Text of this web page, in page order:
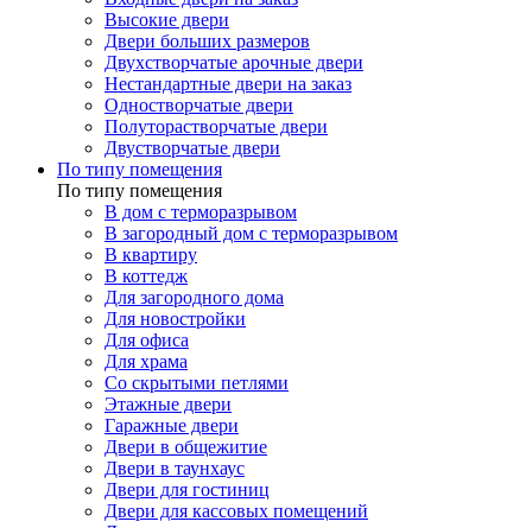
Высокие двери
Двери больших размеров
Двухстворчатые арочные двери
Нестандартные двери на заказ
Одностворчатые двери
Полуторастворчатые двери
Двустворчатые двери
По типу помещения
По типу помещения
В дом с терморазрывом
В загородный дом с терморазрывом
В квартиру
В коттедж
Для загородного дома
Для новостройки
Для офиса
Для храма
Со скрытыми петлями
Этажные двери
Гаражные двери
Двери в общежитие
Двери в таунхаус
Двери для гостиниц
Двери для кассовых помещений